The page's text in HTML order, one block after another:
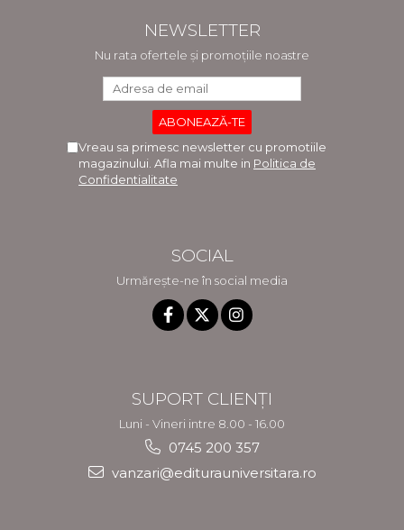
NEWSLETTER
Nu rata ofertele și promoțiile noastre
Vreau sa primesc newsletter cu promotiile
magazinului. Afla mai multe in Politica de
Confidentialitate
SOCIAL
Urmărește-ne în social media
SUPORT CLIENȚI
Luni - Vineri intre 8.00 - 16.00
0745 200 357
vanzari@editurauniversitara.ro